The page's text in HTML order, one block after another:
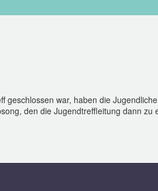
geschlossen war, haben die
den die Jugendtreffleitung dann zu